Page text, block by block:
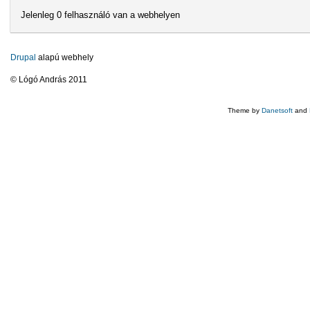
Jelenleg 0 felhasználó van a webhelyen
Drupal alapú webhely
© Lógó András 2011
Theme by Danetsoft and